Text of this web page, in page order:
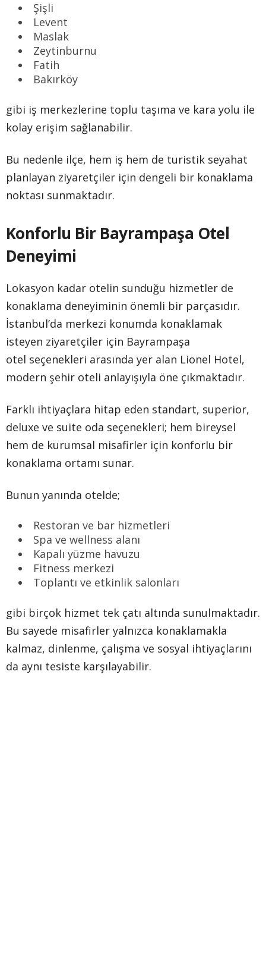
Şişli
Levent
Maslak
Zeytinburnu
Fatih
Bakırköy
gibi iş merkezlerine toplu taşıma ve kara yolu ile
kolay erişim sağlanabilir.
Bu nedenle ilçe, hem iş hem de turistik seyahat
planlayan ziyaretçiler için dengeli bir konaklama
noktası sunmaktadır.
Konforlu Bir Bayrampaşa Otel
Deneyimi
Lokasyon kadar otelin sunduğu hizmetler de
konaklama deneyiminin önemli bir parçasıdır.
İstanbul’da merkezi konumda konaklamak
isteyen ziyaretçiler için Bayrampaşa
otel seçenekleri arasında yer alan Lionel Hotel,
modern şehir oteli anlayışıyla öne çıkmaktadır.
Farklı ihtiyaçlara hitap eden standart, superior,
deluxe ve suite oda seçenekleri; hem bireysel
hem de kurumsal misafirler için konforlu bir
konaklama ortamı sunar.
Bunun yanında otelde;
Restoran ve bar hizmetleri
Spa ve wellness alanı
Kapalı yüzme havuzu
Fitness merkezi
Toplantı ve etkinlik salonları
gibi birçok hizmet tek çatı altında sunulmaktadır.
Bu sayede misafirler yalnızca konaklamakla
kalmaz, dinlenme, çalışma ve sosyal ihtiyaçlarını
da aynı tesiste karşılayabilir.